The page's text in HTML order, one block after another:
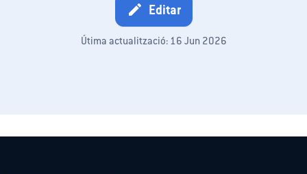
edit Editar
Útima actualització: 16 Jun 2026